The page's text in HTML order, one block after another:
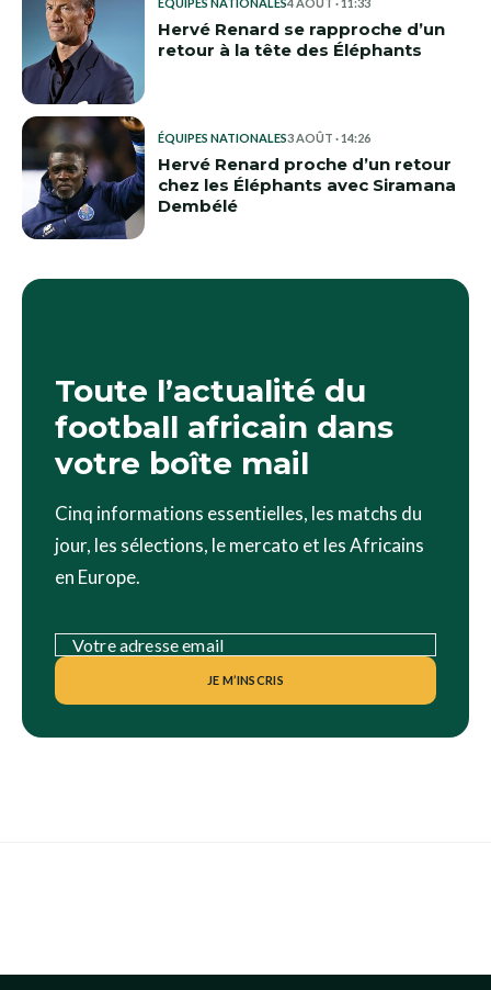
Hervé Renard se rapproche d’un
retour à la tête des Éléphants
ÉQUIPES NATIONALES3 AOÛT · 14:26
Hervé Renard proche d’un retour
chez les Éléphants avec Siramana
Dembélé
Toute l’actualité du
football africain dans
votre boîte mail
Cinq informations essentielles, les matchs du
jour, les sélections, le mercato et les Africains
en Europe.
JE M’INSCRIS